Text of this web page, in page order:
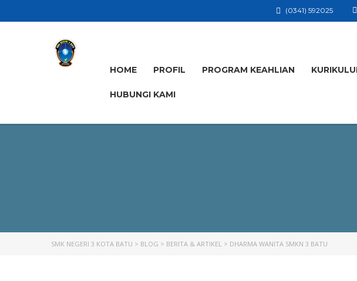
(0341) 592025
HOME PROFIL PROGRAM KEAHLIAN
HUBUNGI KAMI
SMK NEGERI 3 KOTA BATU > BLOG > BERITA & ARTIKEL > DHARMA WANITA SMKN 3 BATU